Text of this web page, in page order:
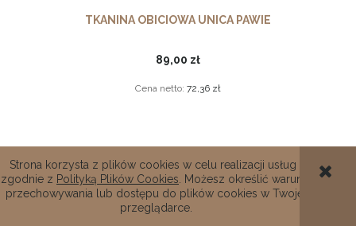
Strona korzysta z plików cookies w celu realizacji usług i
zgodnie z Polityką Plików Cookies . Możesz określić warunki
przechowywania lub dostępu do plików cookies w Twojej
przeglądarce.
TKANINA OBICIOWA UNICA PAWIE
89,00 zł
Cena netto: 72,36 zł